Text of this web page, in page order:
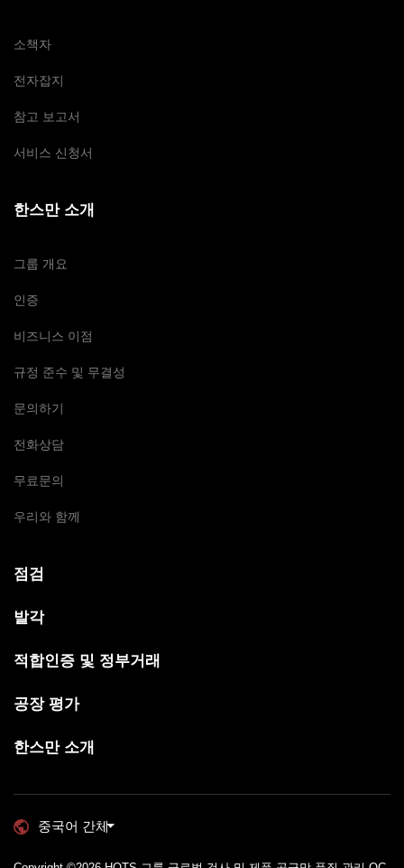
소책자
전자잡지
참고 보고서
서비스 신청서
한스만 소개
그룹 개요
인증
비즈니스 이점
규정 준수 및 무결성
문의하기
전화상담
무료문의
우리와 함께
점검
발각
적합인증 및 정부거래
공장 평가
한스만 소개
중국어 간체